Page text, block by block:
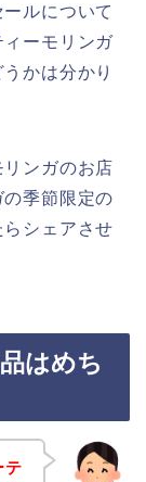
ルについて
ーモリンガ
かは分かり
ンガのお店
季節限定の
シェアさせ
はめち
テ